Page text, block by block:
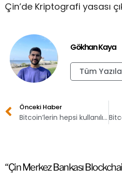
Çin’de Kriptografi yasası
Gökhan Kaya
Tüm
Önceki Haber
Bitcoin’lerin hepsi kullanılıyor mu?
“Çin Merkez Bankası